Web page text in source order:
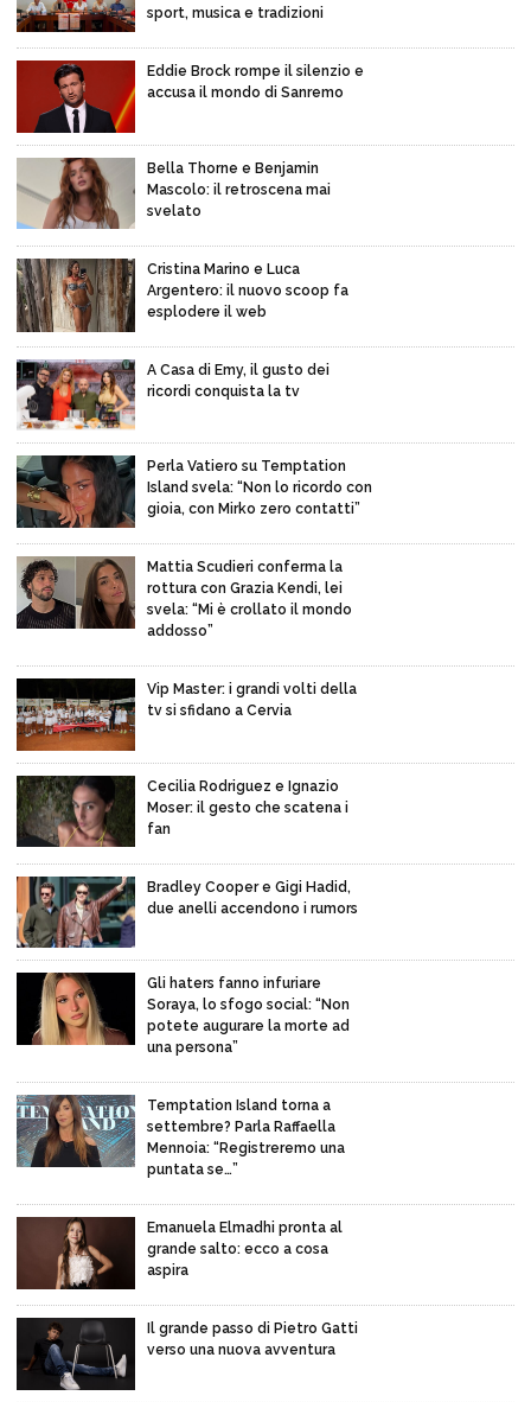
sport, musica e tradizioni
Eddie Brock rompe il silenzio e
accusa il mondo di Sanremo
Bella Thorne e Benjamin
Mascolo: il retroscena mai
svelato
Cristina Marino e Luca
Argentero: il nuovo scoop fa
esplodere il web
A Casa di Emy, il gusto dei
ricordi conquista la tv
Perla Vatiero su Temptation
Island svela: “Non lo ricordo con
gioia, con Mirko zero contatti”
Mattia Scudieri conferma la
rottura con Grazia Kendi, lei
svela: “Mi è crollato il mondo
addosso”
Vip Master: i grandi volti della
tv si sfidano a Cervia
Cecilia Rodriguez e Ignazio
Moser: il gesto che scatena i
fan
Bradley Cooper e Gigi Hadid,
due anelli accendono i rumors
Gli haters fanno infuriare
Soraya, lo sfogo social: “Non
potete augurare la morte ad
una persona”
Temptation Island torna a
settembre? Parla Raffaella
Mennoia: “Registreremo una
puntata se…”
Emanuela Elmadhi pronta al
grande salto: ecco a cosa
aspira
Il grande passo di Pietro Gatti
verso una nuova avventura